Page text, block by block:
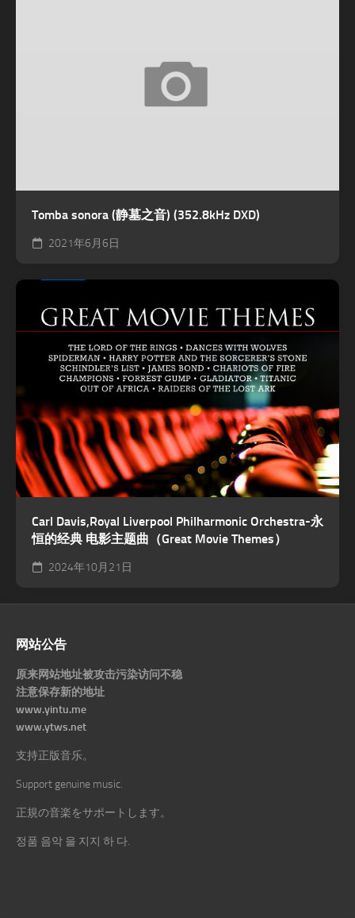
Tomba sonora (静墓之音) (352.8kHz DXD)
2021年6月6日
Carl Davis,Royal Liverpool Philharmonic Orchestra-永
恒的经典 电影主题曲（Great Movie Themes）
2024年10月21日
网站公告
原来网站地址被攻击污染访问不稳
注意保存新的地址
www.yintu.me
www.ytws.net
支持正版音乐。
Support genuine music.
正規の音楽をサポートします。
정품 음악 을 지지 하 다.